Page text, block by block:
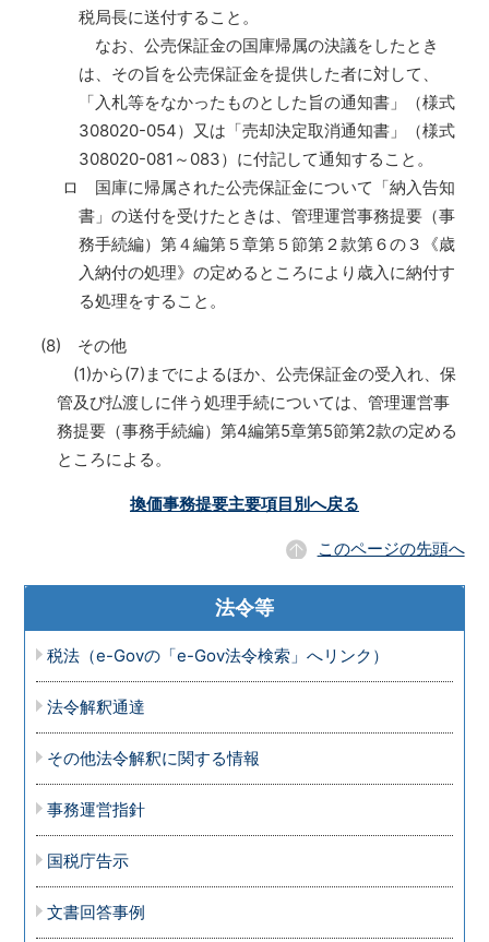
税局長に送付すること。
なお、公売保証金の国庫帰属の決議をしたとき
は、その旨を公売保証金を提供した者に対して、
「入札等をなかったものとした旨の通知書」（様式
308020-054）又は「売却決定取消通知書」（様式
308020-081～083）に付記して通知すること。
ロ 国庫に帰属された公売保証金について「納入告知
書」の送付を受けたときは、管理運営事務提要（事
務手続編）第４編第５章第５節第２款第６の３《歳
入納付の処理》の定めるところにより歳入に納付す
る処理をすること。
(8) その他
(1)から(7)までによるほか、公売保証金の受入れ、保
管及び払渡しに伴う処理手続については、管理運営事
務提要（事務手続編）第4編第5章第5節第2款の定める
ところによる。
換価事務提要主要項目別へ戻る
このページの先頭へ
法令等
税法（e-Govの「e-Gov法令検索」へリンク）
法令解釈通達
その他法令解釈に関する情報
事務運営指針
国税庁告示
文書回答事例